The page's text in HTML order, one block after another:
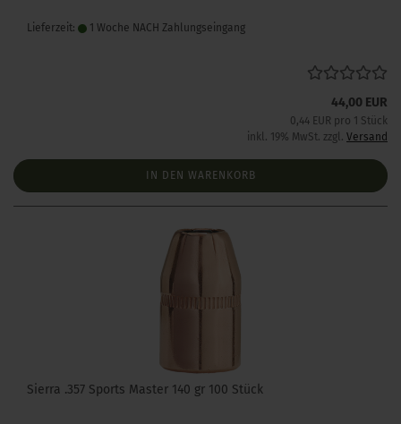
Lieferzeit: 1 Woche NACH Zahlungseingang
44,00 EUR
0,44 EUR pro 1 Stück
inkl. 19% MwSt. zzgl. Versand
IN DEN WARENKORB
Sierra .357 Sports Master 140 gr 100 Stück